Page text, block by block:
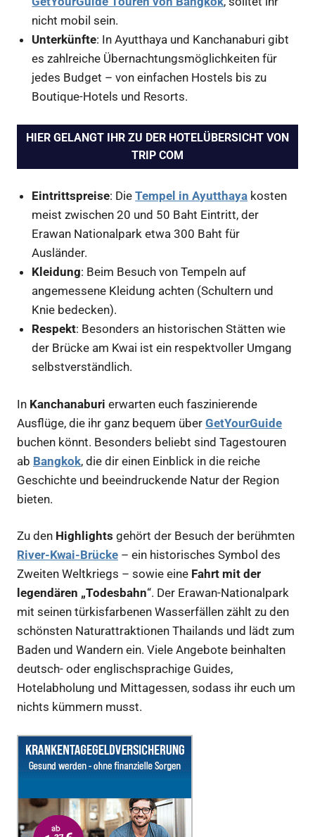
nicht mobil sein.
Unterkünfte: In Ayutthaya und Kanchanaburi gibt
es zahlreiche Übernachtungsmöglichkeiten für
jedes Budget – von einfachen Hostels bis zu
Boutique-Hotels und Resorts.
HIER GELANGT IHR ZU DER HOTELÜBERSICHT VON
TRIP COM
Eintrittspreise: DieTempel in Ayutthaya kosten
meist zwischen 20 und 50 Baht Eintritt, der
Erawan Nationalpark etwa 300 Baht für
Ausländer.
Kleidung: Beim Besuch von Tempeln auf
angemessene Kleidung achten (Schultern und
Knie bedecken).
Respekt: Besonders an historischen Stätten wie
der Brücke am Kwai ist ein respektvoller Umgang
selbstverständlich.
In Kanchanaburi erwarten euch faszinierende
Ausflüge, die ihr ganz bequem über GetYourGuide
buchen könnt. Besonders beliebt sind Tagestouren
ab Bangkok, die dir einen Einblick in die reiche
Geschichte und beeindruckende Natur der Region
bieten.
Zu den Highlights gehört der Besuch der berühmten
River-Kwai-Brücke – ein historisches Symbol des
Zweiten Weltkriegs – sowie eine Fahrt mit der
legendären „Todesbahn“. Der Erawan-Nationalpark
mit seinen türkisfarbenen Wasserfällen zählt zu den
schönsten Naturattraktionen Thailands und lädt zum
Baden und Wandern ein. Viele Angebote beinhalten
deutsch- oder englischsprachige Guides,
Hotelabholung und Mittagessen, sodass ihr euch um
nichts kümmern musst.